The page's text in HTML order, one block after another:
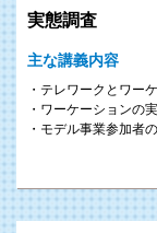
実態調査
主な講義内容
テレワークとワー
ワーケーションの
モデル事業参加者